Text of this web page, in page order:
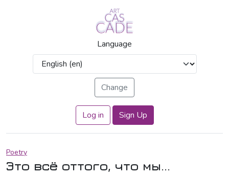
Language
Log in Sign Up
Poetry
Это всё оттого, что мы...